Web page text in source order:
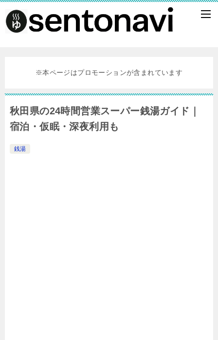
※本ページはプロモーションが含まれています
秋田県の24時間営業スーパー銭湯ガイド｜
宿泊・仮眠・深夜利用も
銭湯